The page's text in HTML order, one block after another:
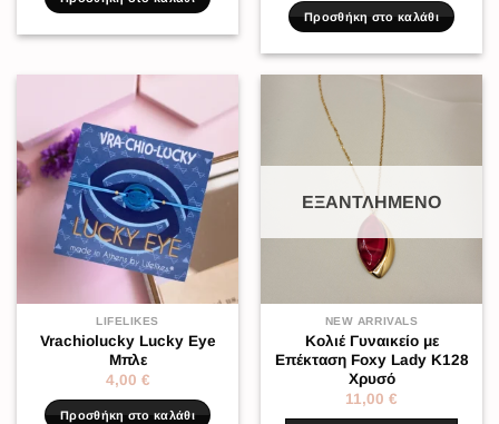
Προσθήκη στο καλάθι
LIFELIKES
Vrachiolucky Lucky Eye
Μπλε
4,00 €
Προσθήκη στο καλάθι
ΕΞΑΝΤΛΗΜΈΝΟ
NEW ARRIVALS
Κολιέ Γυναικείο με
Επέκταση Foxy Lady K128
Χρυσό
11,00 €